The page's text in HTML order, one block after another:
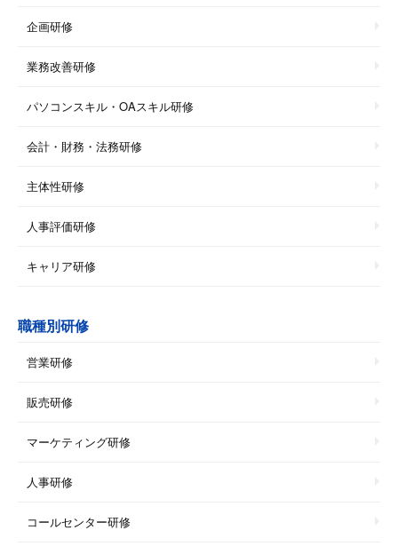
企画研修
業務改善研修
パソコンスキル・OAスキル研修
会計・財務・法務研修
主体性研修
人事評価研修
キャリア研修
職種別研修
営業研修
販売研修
マーケティング研修
人事研修
コールセンター研修